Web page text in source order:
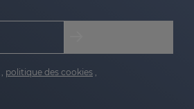
, politique des cookies ,